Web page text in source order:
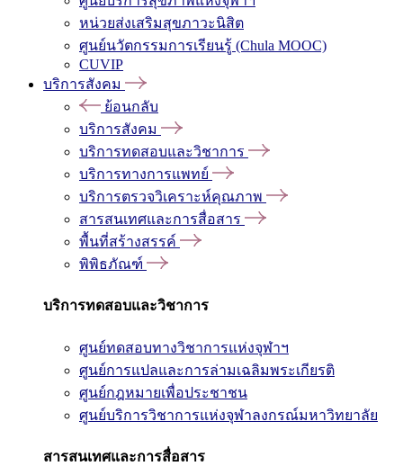
หน่วยส่งเสริมสุขภาวะนิสิต
ศูนย์นวัตกรรมการเรียนรู้ (Chula MOOC)
CUVIP
บริการสังคม
ย้อนกลับ
บริการสังคม
บริการทดสอบและวิชาการ
บริการทางการแพทย์
บริการตรวจวิเคราะห์คุณภาพ
สารสนเทศและการสื่อสาร
พื้นที่สร้างสรรค์
พิพิธภัณฑ์
บริการทดสอบและวิชาการ
ศูนย์ทดสอบทางวิชาการแห่งจุฬาฯ
ศูนย์การแปลและการล่ามเฉลิมพระเกียรติ
ศูนย์กฎหมายเพื่อประชาชน
ศูนย์บริการวิชาการแห่งจุฬาลงกรณ์มหาวิทยาลัย
สารสนเทศและการสื่อสาร